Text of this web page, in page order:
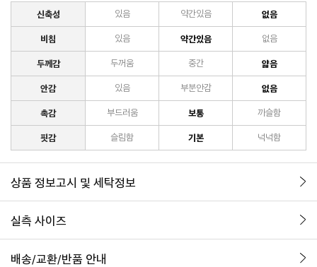
신축성 있음 약간있음 없음
비침 있음 약간있음 없음
두께감 두꺼움 중간 얇음
안감 있음 부분안감 없음
촉감 부드러움 보통 까슬함
핏감 슬림함 기본 넉넉함
상품 정보고시 및 세탁정보
실측 사이즈
배송/교환/반품 안내